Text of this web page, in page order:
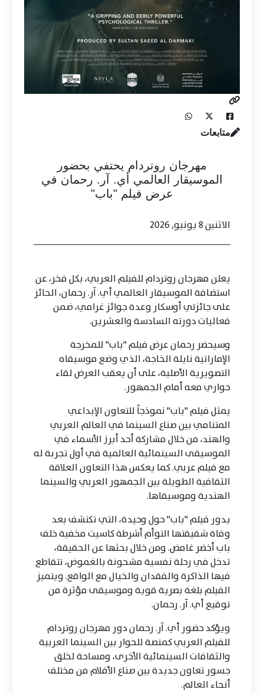
متابعات
مهرجان روتردام يحتفي بحضور
الموسيقار العالمي أي. آر. رحمان في
عرض فيلم "باب"
الاثنين 8 يونيو, 2026
يعلن مهرجان روتردام للفيلم العربي، بكل فخر، عن
استضافة الموسيقار العالمي أي. آر. رحمان، الحائز
على جائزتي أوسكار وعدة جوائز غرامي، ضمن
فعاليات دورته السادسة والعشرين.
وسيحضر رحمان عرض فيلم "باب" للمخرجة
الإماراتية نايلة الخاجة، الذي وضع موسيقاه
التصويرية الأصلية، على أن يعقب العرض لقاء
حواري معه أمام الجمهور.
يمثل فيلم "باب" نموذجاً للتعاون الإبداعي
المتنامي بين صناع السينما في العالم العربي
والهند، من خلال مشاركة أحد أبرز الأسماء في
الموسيقى السينمائية العالمية في أول تجربة له
مع فيلم عربي. كما يعكس هذا التعاون العلاقة
الثقافية الطويلة بين الجمهور العربي والسينما
الهندية وموسيقاها.
يدور فيلم "باب" حول وحيدة، التي تكتشف بعد
وفاة شقيقتها التوأم أشرطة كاسيت مخفية خلف
باب أخضر غامض. ومن خلال بحثها عن الحقيقة،
تدخل في رحلة نفسية مشحونة بالغموض، تتقاطع
فيها الذاكرة والفقدان والخيال مع الواقع. ويتميز
الفيلم بلغة بصرية قوية وموسيقى مؤثرة من
توقيع أي. آر. رحمان.
ويؤكد حضور أي. آر. رحمان دور مهرجان روتردام
للفيلم العربي كمنصة للحوار بين السينما العربية
والثقافات السينمائية الأخرى، ومساحة لخلق
جسور تعاون جديدة بين صناع الأفلام من مختلف
أنحاء العالم.